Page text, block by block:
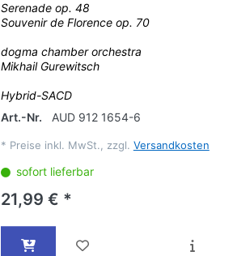
Serenade op. 48
Souvenir de Florence op. 70
dogma chamber orchestra
Mikhail Gurewitsch
Hybrid-SACD
Art.-Nr.
AUD 912 1654-6
* Preise inkl. MwSt., zzgl. Versandkosten
sofort lieferbar
21,99 € *